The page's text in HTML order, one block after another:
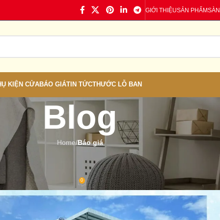
GIỚI THIỆUSẢN PHẨM
KIỆN CỬABÁO GIÁTIN TỨCTHƯỚC LỖ BAN
Blog
Home/Báo giá
, TIN TỨC
Cam Ranh – Khánh Hòa
nhựa On 14/03/2025 0